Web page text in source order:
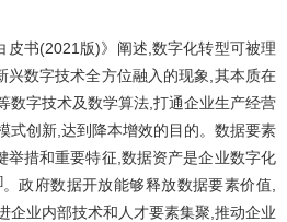
皮书(2021版)》阐述,数字化转型可被理
兴数字技术全方位融入的现象,其本质在
数字技术及数学算法,打通企业生产经营
式创新,达到降本增效的目的。数据要素
举措和重要特征,数据资产是企业数字化
]。政府数据开放能够释放数据要素价值,
企业内部技术和人才要素集聚,推动企业